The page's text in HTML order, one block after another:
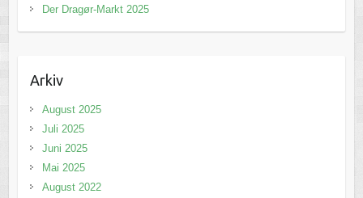
Der Dragør-Markt 2025
Arkiv
August 2025
Juli 2025
Juni 2025
Mai 2025
August 2022